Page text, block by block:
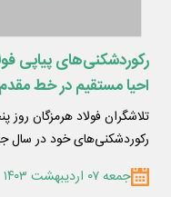
رکوردشکنی‌های پیاپی
احیا مستقیم در خط
تلاشگران فولاد هرمزگان
رکوردشکنی‌های خود در سال
جمعه ۰۷ اردیبهشت ۱۴۰۳